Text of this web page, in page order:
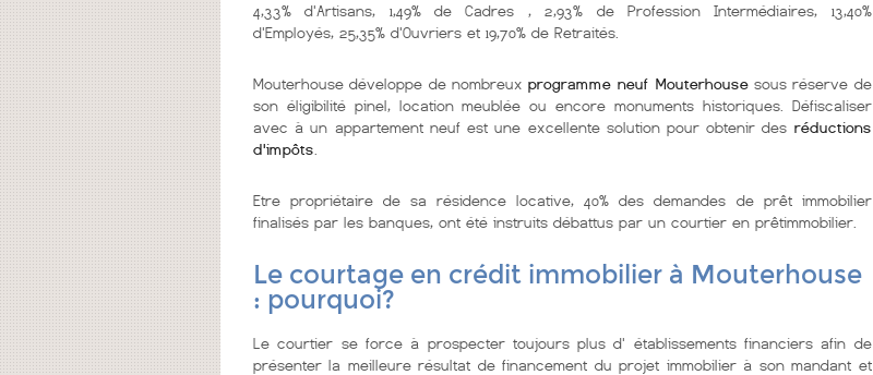
4,33% d'Artisans, 1,49% de Cadres , 2,93% de Profession Intermédiaires, 13,40%
d'Employés, 25,35% d'Ouvriers et 19,70% de Retraités.
Mouterhouse développe de nombreuxprogramme neuf Mouterhousesous réserve de
son éligibilité pinel, location meublée ou encore monuments historiques. Défiscaliser
avec à un appartement neuf est une excellente solution pour obtenir des réductions
d'impôts
Etre propriétaire de sa résidence locative, 40% des demandes de prêt immobilier
finalisés par les banques, ont été instruits débattus par un courtier en prêtimmobilier.
Le courtage en crédit immobilier à Mouterhouse
: pourquoi?
Le courtier se force à prospecter toujours plus d' établissements financiers afin de
présenter la meilleure résultat de financement du projet immobilier à son mandant et